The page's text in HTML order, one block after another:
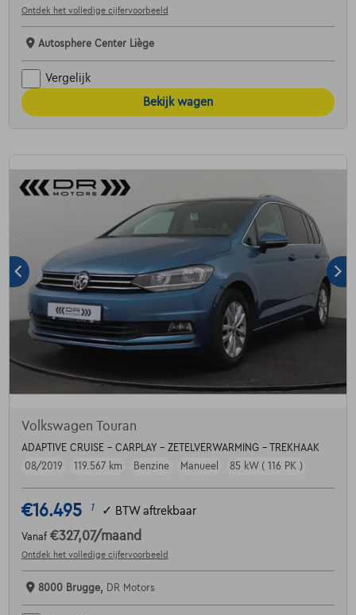
Ontdek het volledige cijfervoorbeeld
Autosphere Center Liège
Vergelijk
Bekijk wagen
Volkswagen Touran
ADAPTIVE CRUISE - CARPLAY - ZETELVERWARMING - TREKHAAK
08/2019
119.567 km Benzine Manueel 85 kW ( 116 PK )
€16.495 1 ✓ BTW aftrekbaar
Vanaf €327,07/maand
Ontdek het volledige cijfervoorbeeld
8000 Brugge, DR Motors